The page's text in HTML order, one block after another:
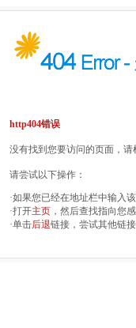
http404错误
没有找到您要访问的页面，
请尝试以下操作：
·如果您已经在地址栏中输入
·打开主页 ，然后查找指向您
·单击后退链接，尝试其他链